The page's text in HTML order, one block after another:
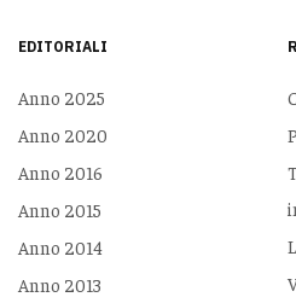
EDITORIALI
Anno 2025
Anno 2020
Anno 2016
Anno 2015
Anno 2014
Anno 2013